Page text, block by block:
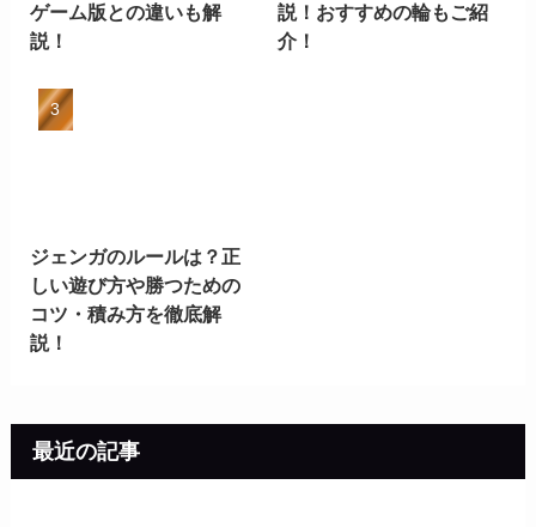
ゲーム版との違いも解
説！
説！おすすめの輪もご紹
介！
ジェンガのルールは？正
しい遊び方や勝つための
コツ・積み方を徹底解
説！
最近の記事